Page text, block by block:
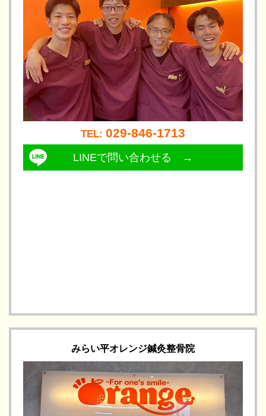
TEL: 029-846-1713
LINEで問い合わせる →
みらい平オレンジ鍼灸整骨院